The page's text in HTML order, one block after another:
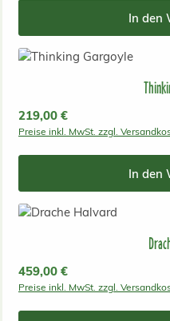
In den
Regulärer Preis:
219,00 €
Preise inkl. MwSt. zzgl.
In den
Regulärer Preis:
459,00 €
Preise inkl. MwSt. zzgl.